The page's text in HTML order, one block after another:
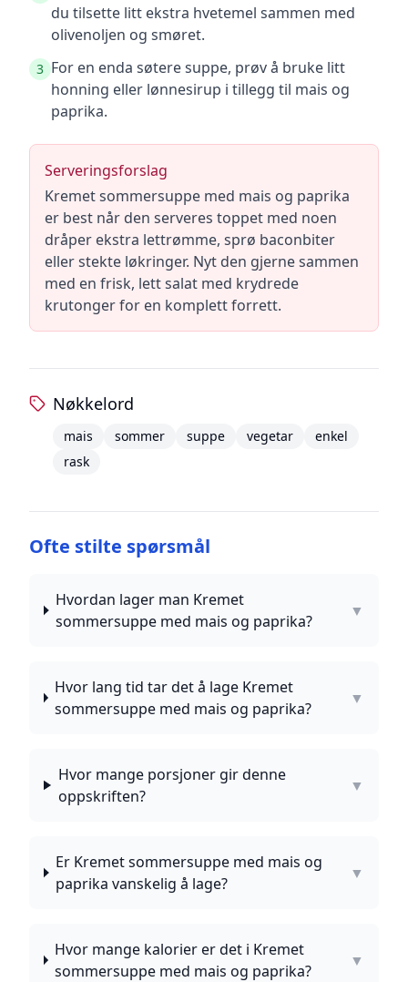
du tilsette litt ekstra hvetemel sammen med
olivenoljen og smøret.
3 For en enda søtere suppe, prøv å bruke litt
honning eller lønnesirup i tillegg til mais og
paprika.
Serveringsforslag
Kremet sommersuppe med mais og paprika
er best når den serveres toppet med noen
dråper ekstra lettrømme, sprø baconbiter
eller stekte løkringer. Nyt den gjerne sammen
med en frisk, lett salat med krydrede
krutonger for en komplett forrett.
Nøkkelord
mais sommer suppe vegetar
enkel
rask
Ofte stilte spørsmål
Hvordan lager man Kremet
sommersuppe med mais og paprika?
▼
Hvor lang tid tar det å lage Kremet
sommersuppe med mais og paprika?
▼
Hvor mange porsjoner gir denne
oppskriften?
▼
Er Kremet sommersuppe med mais og
paprika vanskelig å lage?
▼
Hvor mange kalorier er det i Kremet
sommersuppe med mais og paprika?
▼